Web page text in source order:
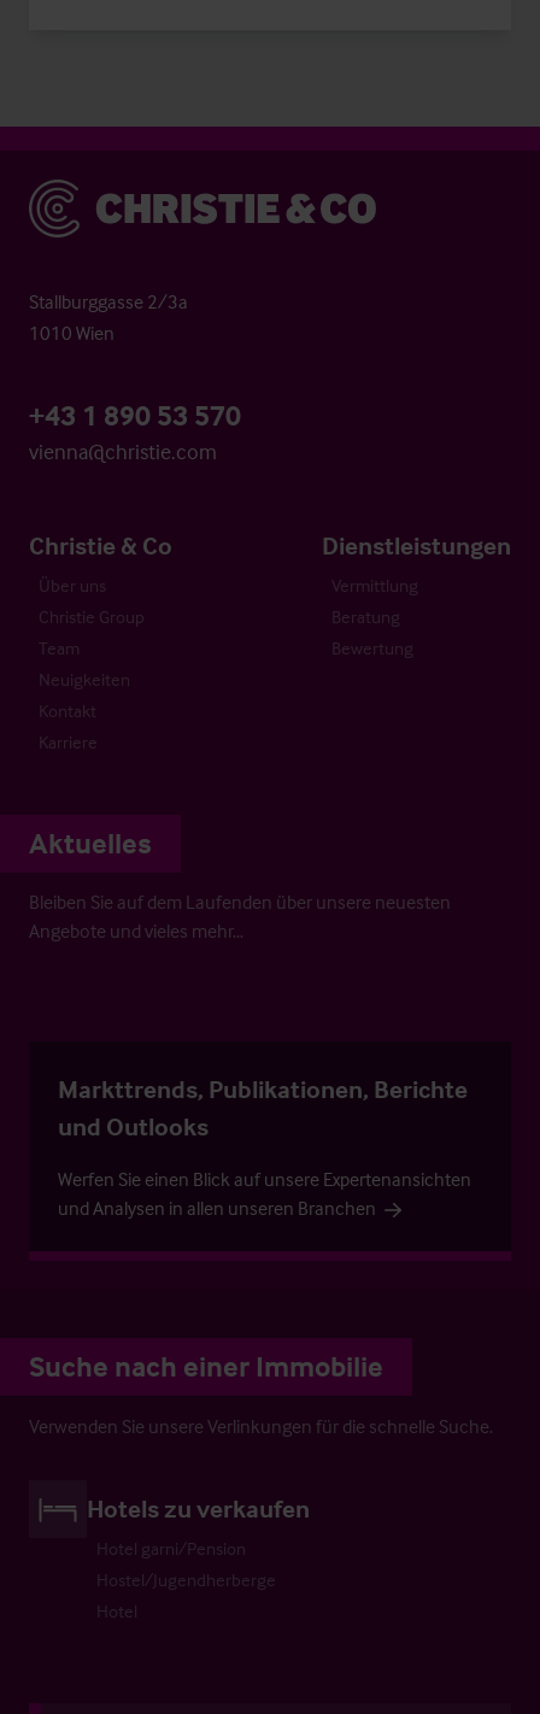
Christie & Co
Stallburggasse 2/3a
1010 Wien
+43 1 890 53 570
vienna@christie.com
Christie & Co
Über uns
Christie Group
Team
Neuigkeiten
Kontakt
Karriere
Dienstleistungen
Vermittlung
Beratung
Bewertung
Aktuelles
Bleiben Sie auf dem Laufenden über unsere neuesten
Angebote und vieles mehr…
Markttrends, Publikationen, Berichte
und Outlooks
Werfen Sie einen Blick auf unsere Expertenansichten
und Analysen in allen unseren Branchen
Suche nach einer Immobilie
Verwenden Sie unsere Verlinkungen für die schnelle Suche.
Hotels zu verkaufen
Hotel garni/Pension
Hostel/Jugendherberge
Hotel